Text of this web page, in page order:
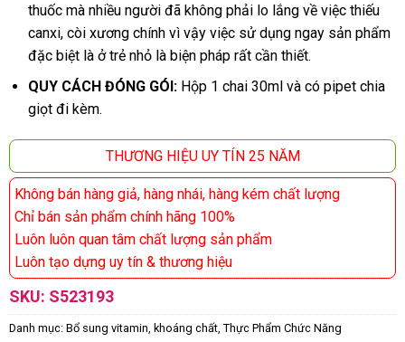
thuốc mà nhiều người đã không phải lo lắng về việc thiếu
canxi, còi xương chính vì vậy việc sử dụng ngay sản phẩm
đặc biệt là ở trẻ nhỏ là biện pháp rất cần thiết.
QUY CÁCH ĐÓNG GÓI: Hộp 1 chai 30ml và có pipet chia
giọt đi kèm.
THƯƠNG HIỆU UY TÍN 25 NĂM
Không bán hàng giả, hàng nhái, hàng kém chất lượng
Chỉ bán sản phẩm chính hãng 100%
Luôn luôn quan tâm chất lượng sản phẩm
Luôn tạo dựng uy tín & thương hiệu
SKU: S523193
Danh mục: Bổ sung vitamin, khoáng chất, Thực Phẩm Chức Năng